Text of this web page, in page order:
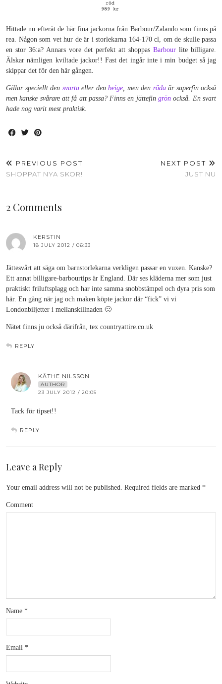
Hittade nu efteråt de här fina jackorna från Barbour/Zalando som finns på
rea. Någon som vet hur de är i storlekarna 164-170 cl, om de skulle passa
en stor 36:a? Annars vore det perfekt att shoppas Barbour lite billigare.
Älskar nämligen kviltade jackor!! Fast det ingår inte i min budget så jag
skippar det för den här gången.
Gillar speciellt den svartaeller den beige , men den rödaär superfin också
men kanske svårare att få att passa? Finns en jättefingrön också. En svart
hade nog varit mest praktisk.
PREVIOUS POST
SHOPPAT NYA SKOR!
NEXT POST
JUST NU
2 Comments
KERSTIN
18 JULY 2012 / 06:33
Jättesvårt att säga om barnstorlekarna verkligen passar en vuxen. Kanske?
Ett annat billigare-barbourtips är England. Där ses kläderna mer som just
praktiskt friluftsplagg och har inte samma snobbstämpel och dyra pris som
här. En gång när jag och maken köpte jackor där “fick” vi vi
Londonbiljetter i mellanskillnaden 🙂
Nätet finns ju också därifrån, tex countryattire.co.uk
REPLY
KÄTHE NILSSON
AUTHOR
23 JULY 2012 / 20:05
Tack för tipset!!
REPLY
Leave a Reply
Your email address will not be published. Required fields are marked *
Comment
Name *
Email *